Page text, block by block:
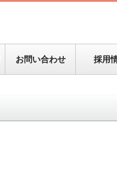
お問い合わせ 採用